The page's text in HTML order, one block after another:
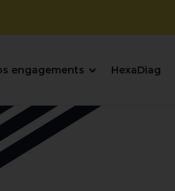
engagements HexaDiag